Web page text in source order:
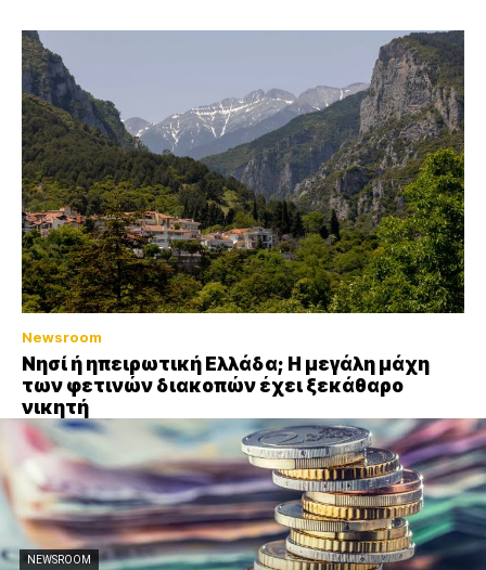
Newsroom
Νησί ή ηπειρωτική Ελλάδα; Η μεγάλη μάχη
των φετινών διακοπών έχει ξεκάθαρο
νικητή
NEWSROOM